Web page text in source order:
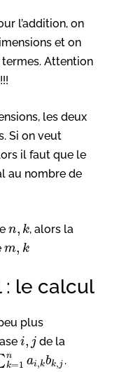
l’addition, on
et on
Attention
les deux
Si on veut
il faut que le
au nombre de
n, k, alors la
m, k
: le calcul
plus
i, j de la
n
k=1 ai,kbk,j .